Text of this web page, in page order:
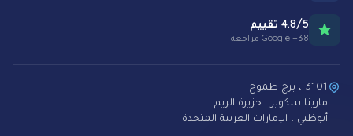
4.8/5 تقييم
38+ Google مراجعة
3101 ، برج طموح
مارينا سكوير ، جزيرة الريم
أبوظبي ، الإمارات العربية المتحدة